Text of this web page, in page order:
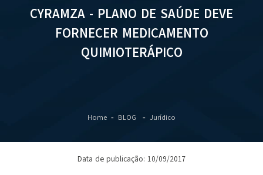
CYRAMZA - PLANO DE SAÚDE DEVE
FORNECER MEDICAMENTO
QUIMIOTERÁPICO
Home BLOG Jurídico
Data de publicação: 10/09/2017